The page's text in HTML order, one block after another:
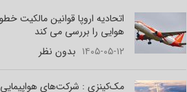
اتحادیه اروپا قوانین مالکیت
هوایی را بررسی می کند
۱۴۰۵-۰۵-۱۲ بدون نظر
مک‌کینزی : شرکت‌های